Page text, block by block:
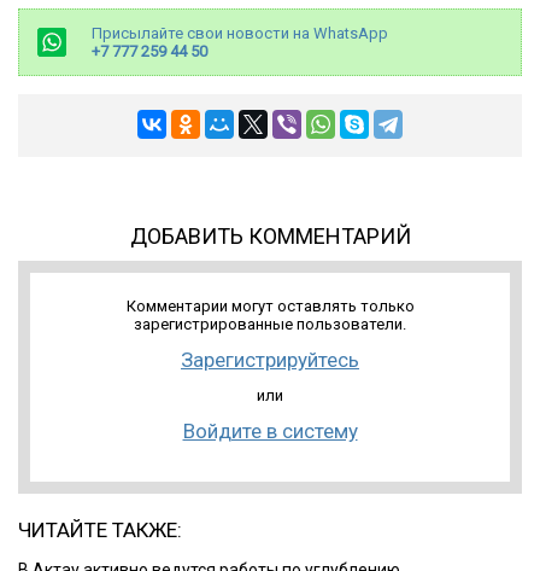
Присылайте свои новости на WhatsApp
+7 777 259 44 50
ДОБАВИТЬ КОММЕНТАРИЙ
Комментарии могут оставлять только
зарегистрированные пользователи.
Зарегистрируйтесь
или
Войдите в систему
ЧИТАЙТЕ ТАКЖЕ: